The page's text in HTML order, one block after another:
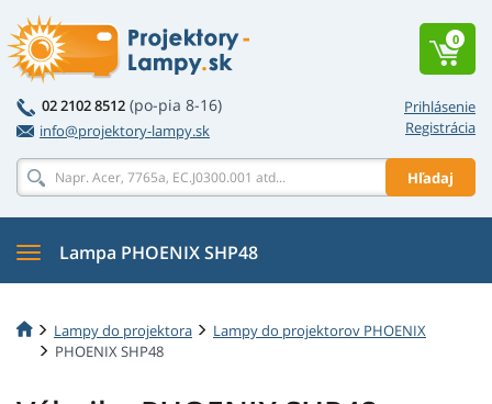
Prihlásenie
Registrácia
02 2102 8512 (po-pia 8-16)
info@projektory-lampy.sk
Hľadaj
0
Lampa PHOENIX SHP48
Lampy do projektora
Lampy do projektorov PHOENIX
PHOENIX SHP48